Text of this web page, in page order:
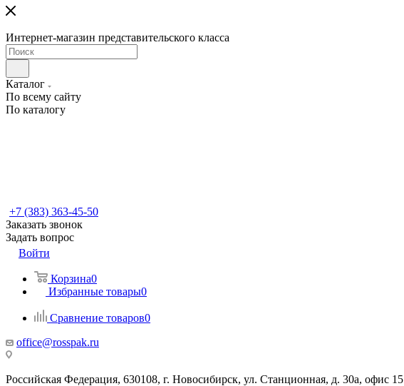
Интернет-магазин представительского класса
Каталог
По всему сайту
По каталогу
+7 (383) 363-45-50
Заказать звонок
Задать вопрос
Войти
Корзина0
Избранные товары0
Сравнение товаров0
office@rosspak.ru
Российская Федерация, 630108, г. Новосибирск, ул. Станционная, д. 30а, офис 15